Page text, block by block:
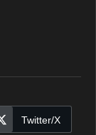
Twitter/X